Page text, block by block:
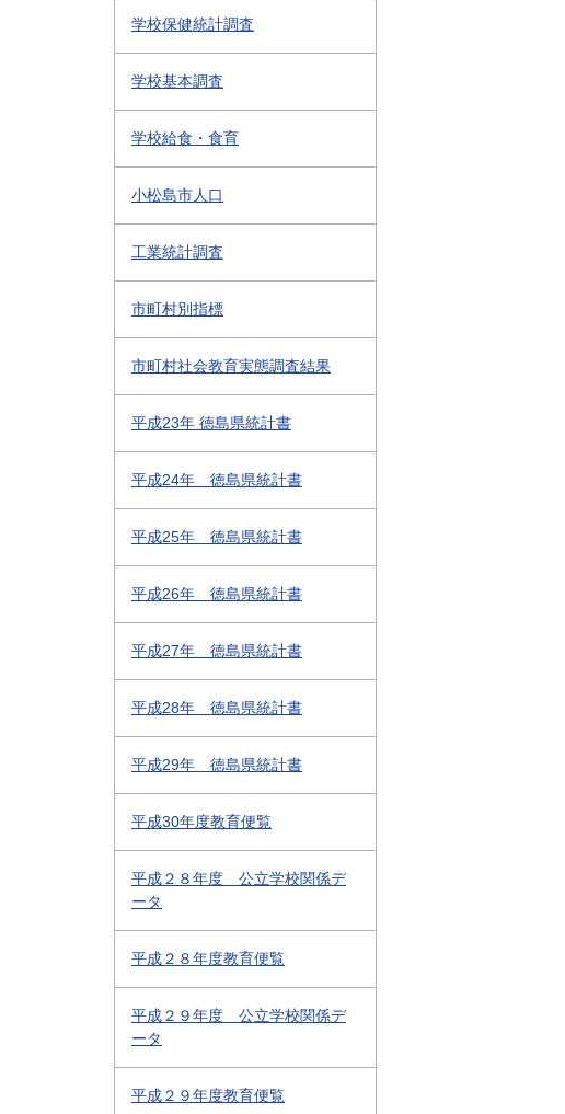
学校保健統計調査
学校基本調査
学校給食・食育
小松島市人口
工業統計調査
市町村別指標
市町村社会教育実態調査結果
平成23年 徳島県統計書
平成24年 徳島県統計書
平成25年 徳島県統計書
平成26年 徳島県統計書
平成27年 徳島県統計書
平成28年 徳島県統計書
平成29年 徳島県統計書
平成30年度教育便覧
平成２８年度 公立学校関係デ
ータ
平成２８年度教育便覧
平成２９年度 公立学校関係デ
ータ
平成２９年度教育便覧